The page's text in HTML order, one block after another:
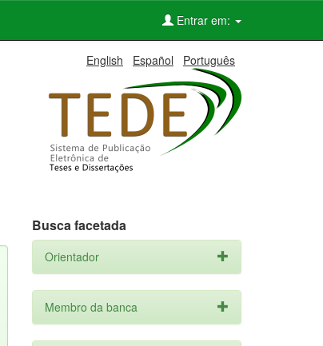
Entrar em:
English Español Português
Busca facetada
Orientador
Membro da banca